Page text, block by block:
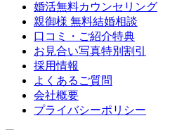
婚活無料カウンセリング
親御様 無料結婚相談
口コミ・ご紹介特典
お見合い写真特別割引
採用情報
よくあるご質問
会社概要
プライバシーポリシー